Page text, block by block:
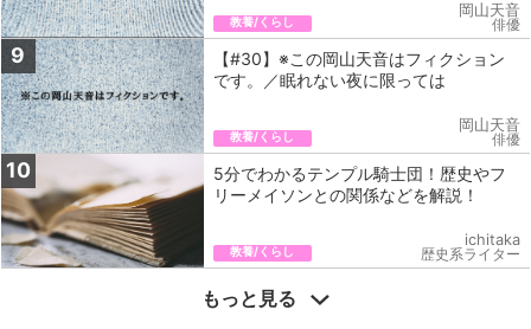
教養/くらし
岡山天音
俳優
9
【#30】※この岡山天音はフィクション
です。／眠れない夜に限っては
教養/くらし
岡山天音
俳優
10
5分でわかるテンプル騎士団！歴史やフ
リーメイソンとの関係などを解説！
教養/くらし
ichitaka
歴史系ライター
もっと見る